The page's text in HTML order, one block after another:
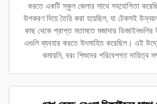
করতে একটি স্কুল জেলার সাথে সহযোগিতা
উপকরণ দিয়ে তৈরি করা হয়েছিল, যা টেকসই
কাছ থেকে প্রাপ্ত মতামতে মজাদার ডিজাইনগুলির
এগুলি ব্যবহার করতে উৎসাহিত করেছিল। এই
কমায়নি, বরং শিশুদের পরিবেশগত দায়িত্ব